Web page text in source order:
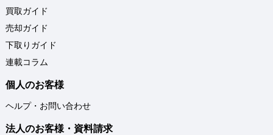
買取ガイド
売却ガイド
下取りガイド
連載コラム
個人のお客様
ヘルプ・お問い合わせ
法人のお客様・資料請求